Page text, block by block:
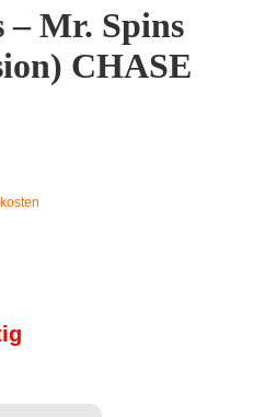
– Mr. Spins
CHASE